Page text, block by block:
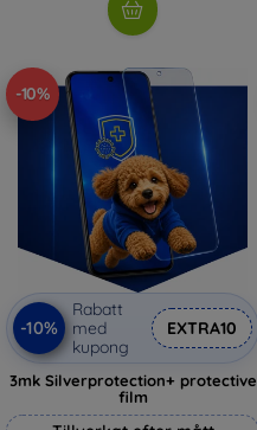
-10%
-10%
Rabatt
med
kupong
EXTRA10
3mk Silverprotection+ protective
film